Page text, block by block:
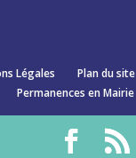
Légales Plan du site
Permanences en Mairie